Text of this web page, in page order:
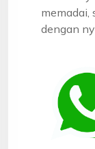
memadai,
dengan